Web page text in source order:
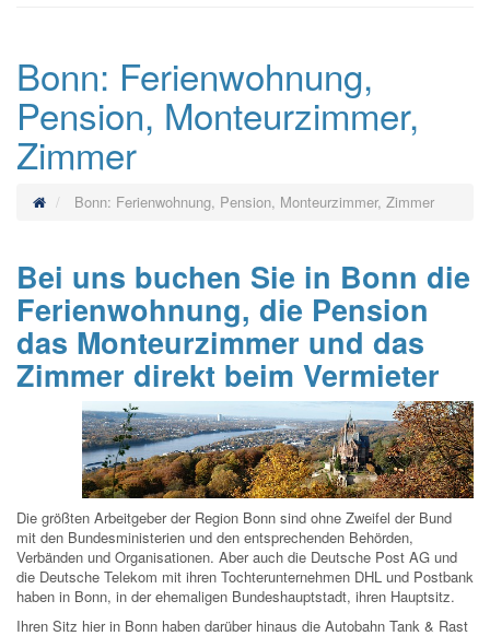
Bonn: Ferienwohnung,
Pension, Monteurzimmer,
Zimmer
Bonn: Ferienwohnung, Pension, Monteurzimmer, Zimmer
Bei uns buchen Sie in Bonn die
Ferienwohnung, die Pension
das Monteurzimmer und das
Zimmer direkt beim Vermieter
Die größten Arbeitgeber der Region Bonn sind ohne Zweifel der Bund
mit den Bundesministerien und den entsprechenden Behörden,
Verbänden und Organisationen. Aber auch die Deutsche Post AG und
die Deutsche Telekom mit ihren Tochterunternehmen DHL und Postbank
haben in Bonn, in der ehemaligen Bundeshauptstadt, ihren Hauptsitz.
Ihren Sitz hier in Bonn haben darüber hinaus die Autobahn Tank & Rast